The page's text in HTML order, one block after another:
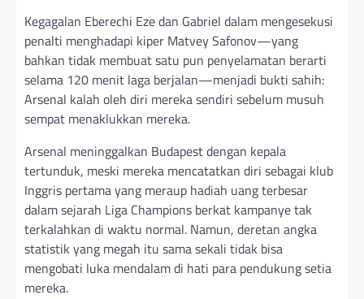
Kegagalan Eberechi Eze dan Gabriel dalam mengesekusi
penalti menghadapi kiper Matvey Safonov—yang
bahkan tidak membuat satu pun penyelamatan berarti
selama 120 menit laga berjalan—menjadi bukti sahih:
Arsenal kalah oleh diri mereka sendiri sebelum musuh
sempat menaklukkan mereka.
Arsenal meninggalkan Budapest dengan kepala
tertunduk, meski mereka mencatatkan diri sebagai klub
Inggris pertama yang meraup hadiah uang terbesar
dalam sejarah Liga Champions berkat kampanye tak
terkalahkan di waktu normal. Namun, deretan angka
statistik yang megah itu sama sekali tidak bisa
mengobati luka mendalam di hati para pendukung setia
mereka.